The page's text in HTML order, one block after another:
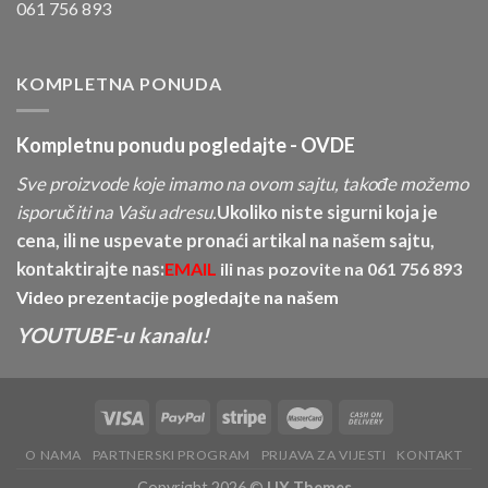
061 756 893
KOMPLETNA PONUDA
Kompletnu ponudu pogledajte - OVDE
Sve proizvode koje imamo na ovom sajtu, takođe možemo
isporučiti na Vašu adresu.Ukoliko niste sigurni koja je
cena, ili ne uspevate pronaći artikal na našem sajtu,
kontaktirajte nas:EMAIL ili nas pozovite na 061 756 893
Video prezentacije pogledajte na našem
YOUTUBE-u kanalu!
O NAMA PARTNERSKI PROGRAM PRIJAVA ZA VIJESTI KONTAKT